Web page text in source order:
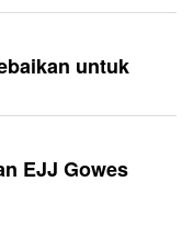
untuk
EJJ Gowes